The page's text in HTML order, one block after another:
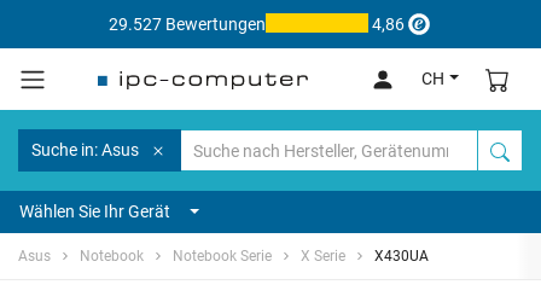
29.527 Bewertungen 4,86
CH
Suche in: Asus
Wählen Sie Ihr Gerät
Asus Notebook Notebook Serie X Serie X430UA